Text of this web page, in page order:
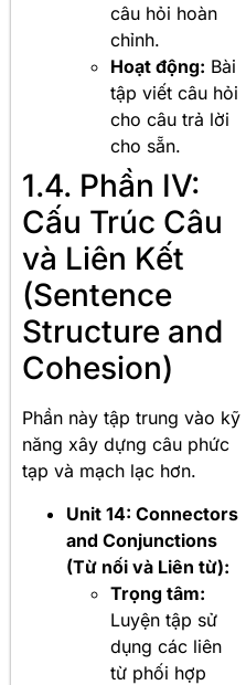
câu hỏi hoàn
chỉnh.
Hoạt động: Bài
tập viết câu hỏi
cho câu trả lời
cho sẵn.
1.4. Phần IV:
Cấu Trúc Câu
và Liên Kết
(Sentence
Structure and
Cohesion)
Phần này tập trung vào kỹ
năng xây dựng câu phức
tạp và mạch lạc hơn.
Unit 14: Connectors
and Conjunctions
(Từ nối và Liên từ):
Trọng tâm:
Luyện tập sử
dụng các liên
từ phối hợp